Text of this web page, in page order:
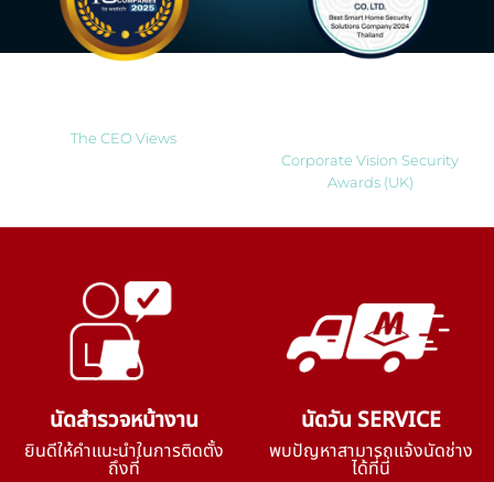
The CEO Views
Corporate Vision Security
Awards (UK)
นัดสำรวจหน้างาน
ยินดีให้คำแนะนำในการติดตั้ง
ถึงที่
นัดวัน SERVICE
พบปัญหาสามารถแจ้งนัดช่าง
ได้ที่นี่